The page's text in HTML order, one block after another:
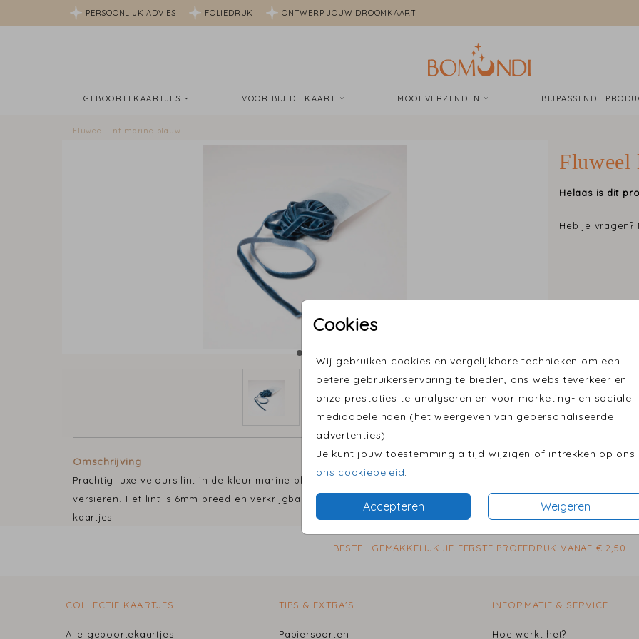
PERSOONLIJK ADVIES FOLIEDRUK ONTWERP JOUW DROOMKAART
GEBOORTEKAARTJES VOOR BIJ DE KAART MOOI VERZENDEN BIJPASSENDE
Cookies
Wij gebruiken cookies en vergelijkbare technieken om een
betere gebruikerservaring te bieden, ons websiteverkeer en
onze prestaties te analyseren en voor marketing- en sociale
mediadoeleinden (het weergeven van gepersonaliseerde
advertenties).
Je kunt jouw toestemming altijd wijzigen of intrekken op ons
ons cookiebeleid
Accepteren Weigeren
Fluweel lint marine blauw
Fluweel
Helaas is dit
Heb je vragen?
Omschrijving
Prachtig luxe velours lint in de kleur marine blauw om je kaartje of pocketfold mee te
versieren. Het lint is 6mm breed en verkrijgbaar per 10 meter, dat is goed voor ongeveer 25
kaartjes.
Prijs: € 7,50
BESTEL GEMAKKELIJK JE EERSTE PROEFDRUK VANAF € 2,50
COLLECTIE KAARTJES
Alle geboortekaartjes
TIPS & EXTRA'S
Papiersoorten
INFORMATIE & SERVICE
Hoe werkt het?